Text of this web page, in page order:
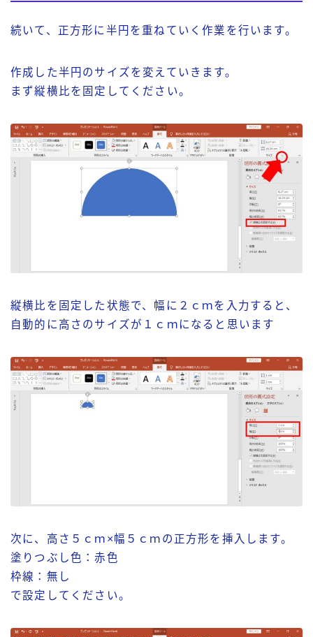
続いて、正方形に半円を重ねていく作業を行います。
作成した半円のサイズを変えていきます。
まず縦横比を固定してください。
縦横比を固定した状態で、幅に２ｃｍを入力すると、
自動的に高さのサイズが１ｃｍになると思います
次に、高さ５ｃｍ×幅５ｃｍの正方形を挿入します。
塗りつぶし色：赤色
枠線：無し
で設定してください。